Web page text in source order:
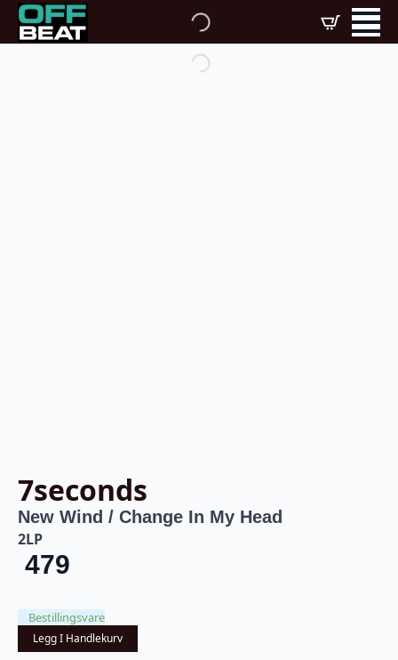
7seconds
New Wind / Change In My Head
2LP
479
Bestillingsvare
Legg I Handlekurv